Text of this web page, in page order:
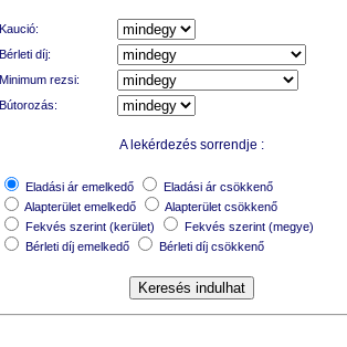
Kaució:
Bérleti díj:
Minimum rezsi:
Bútorozás:
A lekérdezés sorrendje :
Eladási ár emelkedő
Eladási ár csökkenő
Alapterület emelkedő
Alapterület csökkenő
Fekvés szerint (kerület)
Fekvés szerint (megye)
Bérleti díj emelkedő
Bérleti díj csökkenő